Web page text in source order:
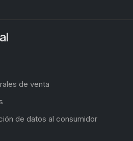
de venta
de datos al consumidor